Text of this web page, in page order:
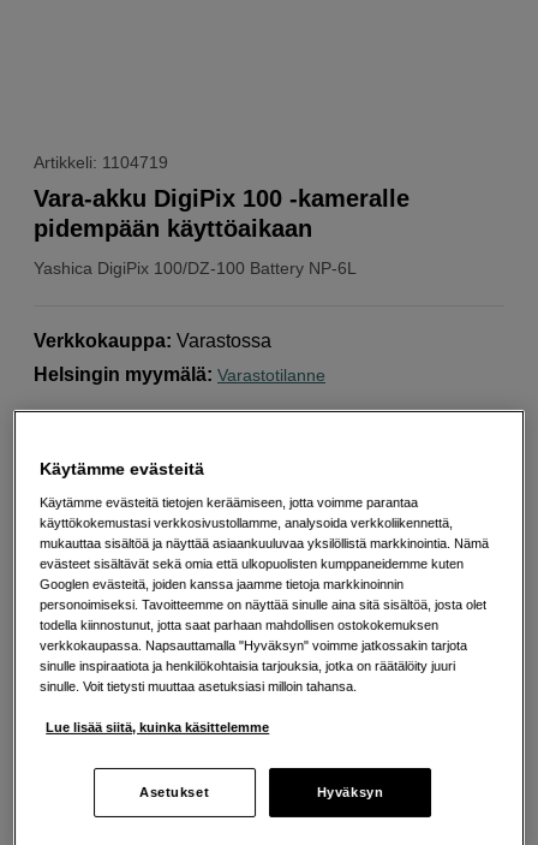
Artikkeli: 1104719
Yashica DigiPix 100/DZ-100 Battery NP-6L
Vara-akku DigiPix 100 -kameralle
pidempään käyttöaikaan
Verkkokauppa: Varastossa
Helsingin myymälä: Varastotilanne
Kompakti muotoilu
Täydellinen istuvuus
Lisää tietoa
15 EUR
Maksa heti tai jaa useampaan osamaksuun Lue lisää
Lisää ostoskoriin
Käytämme evästeitä
Käytämme evästeitä tietojen keräämiseen, jotta voimme parantaa
käyttökokemustasi verkkosivustollamme, analysoida verkkoliikennettä,
mukauttaa sisältöä ja näyttää asiaankuuluvaa yksilöllistä markkinointia. Nämä
evästeet sisältävät sekä omia että ulkopuolisten kumppaneidemme kuten
Googlen evästeitä, joiden kanssa jaamme tietoja markkinoinnin
personoimiseksi. Tavoitteemme on näyttää sinulle aina sitä sisältöä, josta olet
todella kiinnostunut, jotta saat parhaan mahdollisen ostokokemuksen
verkkokaupassa. Napsauttamalla "Hyväksyn" voimme jatkossakin tarjota
sinulle inspiraatiota ja henkilökohtaisia tarjouksia, jotka on räätälöity juuri
sinulle. Voit tietysti muuttaa asetuksiasi milloin tahansa.
Lue lisää siitä, kuinka käsittelemme
Asetukset Hyväksyn